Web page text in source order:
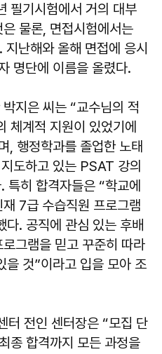
필기시험에서 거의 대부
물론, 면접시험에서는
난해와 올해 면접에 응시
명단에 이름을 올렸다.
지은 씨는 “교수님의 적
체계적 지원이 있었기에
, 행정학과를 졸업한 노태
도하고 있는 PSAT 강의
특히 합격자들은 “학교에
7급 수습직원 프로그램
다. 공직에 관심 있는 후배
그램을 믿고 꾸준히 따라
을 것”이라고 입을 모아 조
터 전인 센터장은 “모집 단
종 합격까지 모든 과정을